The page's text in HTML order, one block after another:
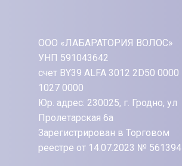
ООО «ЛАБАРАТОРИЯ ВОЛОС»
УНП 591043642
счет BY39 ALFA 3012 2D50 0000
1027 0000
Юр. адрес: 230025, г. Гродно, ул
Пролетарская 6а
Зарегистрирован в Торговом
реестре от 14.07.2023 № 561394